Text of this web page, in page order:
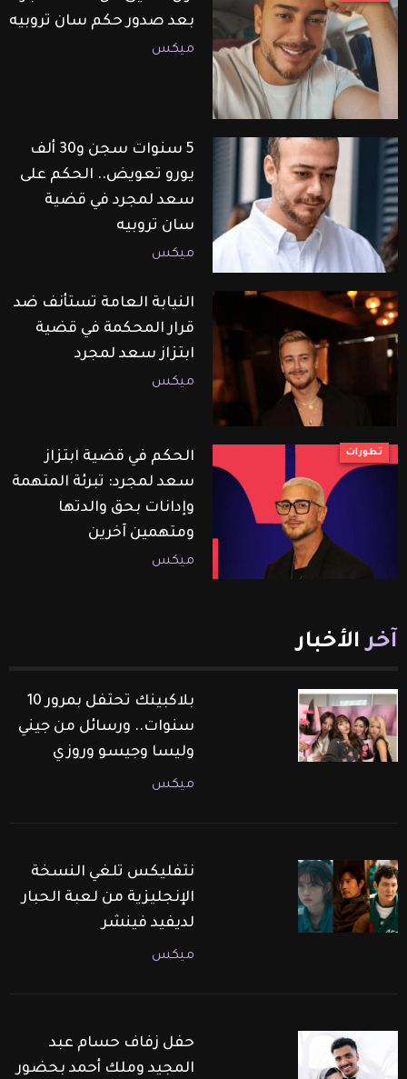
بعد صدور حكم سان تروبيه
ميكس
5 سنوات سجن و30 ألف
يورو تعويض.. الحكم على
سعد لمجرد في قضية
سان تروبيه
ميكس
النيابة العامة تستأنف ضد
قرار المحكمة في قضية
ابتزاز سعد لمجرد
ميكس
تطورات
الحكم في قضية ابتزاز
سعد لمجرد: تبرئة المتهمة
وإدانات بحق والدتها
ومتهمين آخرين
ميكس
آخر الأخبار
بلاكبينك تحتفل بمرور 10
سنوات.. ورسائل من جيني
وليسا وجيسو وروزي
ميكس
نتفليكس تلغي النسخة
الإنجليزية من لعبة الحبار
لديفيد فينشر
ميكس
حفل زفاف حسام عبد
المجيد وملك أحمد بحضور